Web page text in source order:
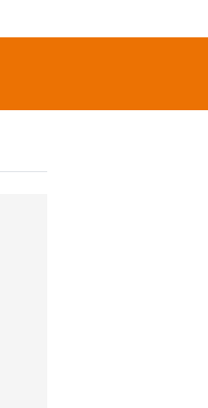
Search